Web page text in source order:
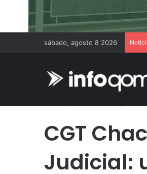
sábado, agosto 8 2026
CGT
Judicial: